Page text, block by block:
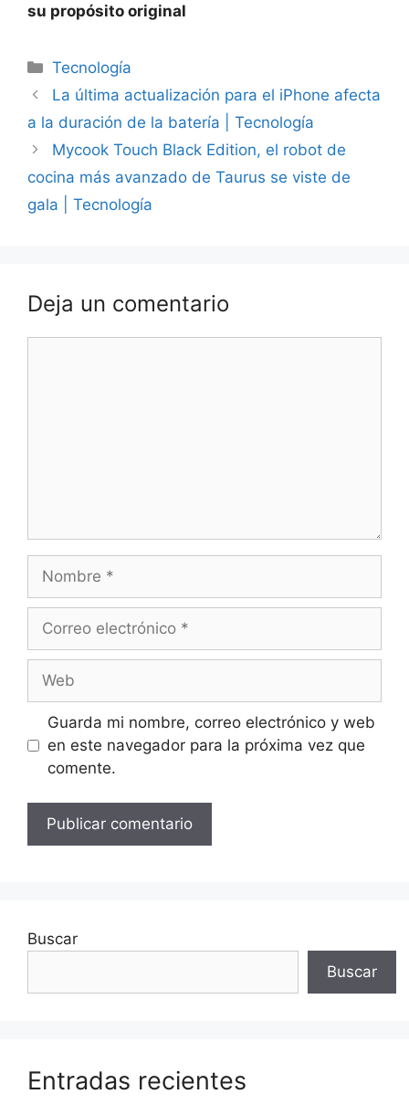
su propósito original
Categorías
Tecnología
La última actualización para el iPhone afecta
a la duración de la batería | Tecnología
Mycook Touch Black Edition, el robot de
cocina más avanzado de Taurus se viste de
gala | Tecnología
Deja un comentario
electrónico
Guarda mi nombre, correo electrónico y web
en este navegador para la próxima vez que
comente.
Buscar
Buscar
Entradas recientes